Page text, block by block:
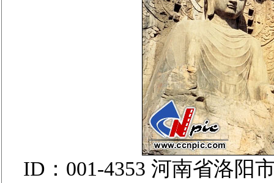
ID：001-4353 河南省洛